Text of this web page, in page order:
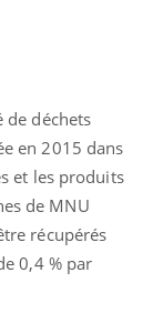
de déchets
en 2015 dans
et les produits
de MNU
récupérés
0,4 % par